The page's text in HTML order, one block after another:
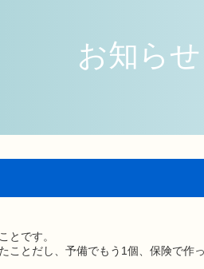
お知らせ
とです。
ことだし、予備でもう1個、保険で作っ